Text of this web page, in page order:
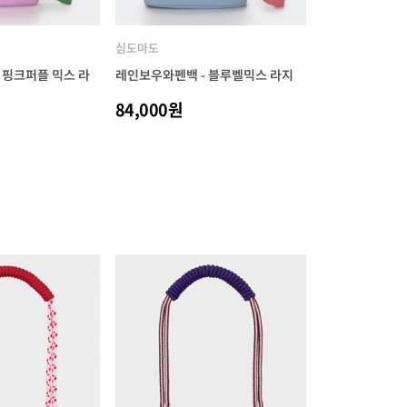
크퍼플 믹스 라
심도마도
레인보우와펜백 - 블루벨믹스 라지
84,000원